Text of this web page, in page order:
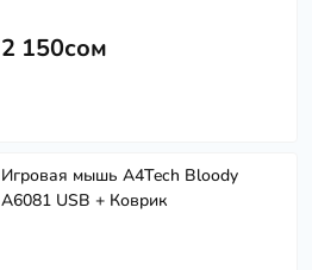
2 150сом
Игровая мышь A4Tech Bloody
A6081 USB + Коврик